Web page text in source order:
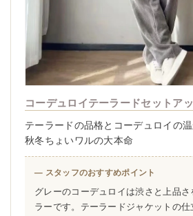
コーデュロイテーラードセットア
テーラードの品格とコーデュロイの温
秋冬ちょいワルの大本命
— スタッフのおすすめポイント
グレーのコーデュロイは渋さと上品
ラーです。テーラードジャケットの